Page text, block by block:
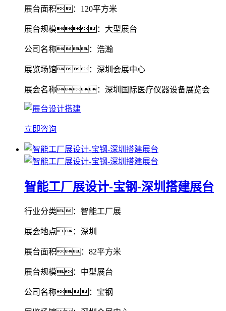
展台面积：120平方米
展台规模：大型展台
公司名称：浩瀚
展览场馆：深圳会展中心
展会名称：深圳国际医疗仪器设备展览会
立即咨询
智能工厂展设计-宝钢-深圳搭建展台
行业分类：智能工厂展
展会地点：深圳
展台面积：82平方米
展台规模：中型展台
公司名称：宝钢